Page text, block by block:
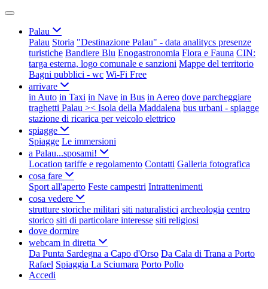
Palau
Palau Storia "Destinazione Palau" - data analitycs presenze
turistiche Bandiere Blu Enogastronomia Flora e Fauna CIN:
targa esterna, logo comunale e sanzioni Mappe del territorio
Bagni pubblici - wc Wi-Fi Free
arrivare
in Auto in Taxi in Nave in Bus in Aereo dove parcheggiare
traghetti Palau >< Isola della Maddalena bus urbani - spiagge
stazione di ricarica per veicolo elettrico
spiagge
Spiagge Le immersioni
a Palau...sposami!
Location tariffe e regolamento Contatti Galleria fotografica
cosa fare
Sport all'aperto Feste campestri Intrattenimenti
cosa vedere
strutture storiche militari siti naturalistici archeologia centro
storico siti di particolare interesse siti religiosi
dove dormire
webcam in diretta
Da Punta Sardegna a Capo d'Orso Da Cala di Trana a Porto
Rafael Spiaggia La Sciumara Porto Pollo
Accedi